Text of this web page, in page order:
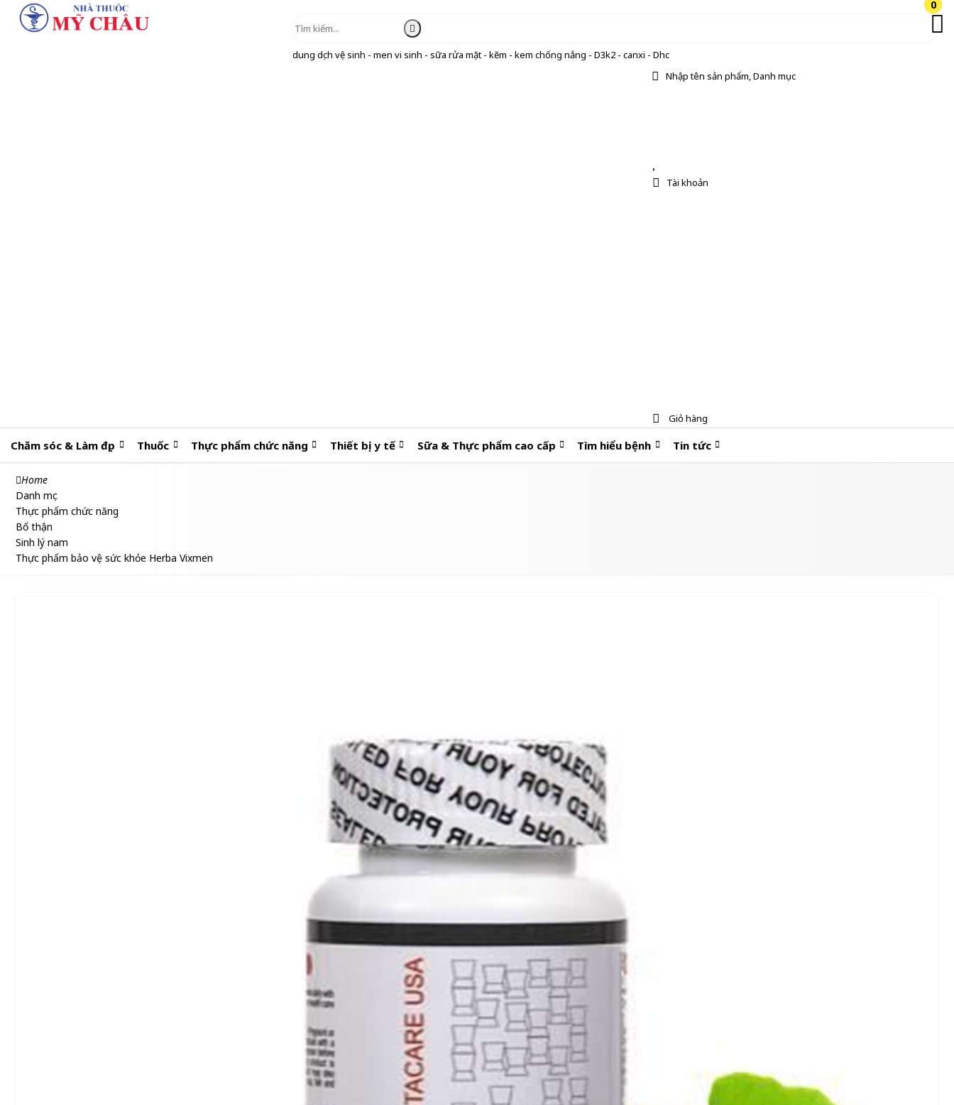
dung dịch vệ sinh - men vi sinh - sữa rửa mặt - kẽm - kem chống nắng - D3k2 - canxi - Dhc
Nhập tên sản phẩm, Danh mục
0
Tài khoản
0
Giỏ hàng
Chăm sóc & Làm đẹp Thuốc Thực phẩm chức năng Thiết bị y tế Sữa & Thực phẩm cao cấp Tìm hiểu bệnh Tin tức
Home
Danh mục
Thực phẩm chức năng
Bổ thận
Sinh lý nam
Thực phẩm bảo vệ sức khỏe Herba Vixmen